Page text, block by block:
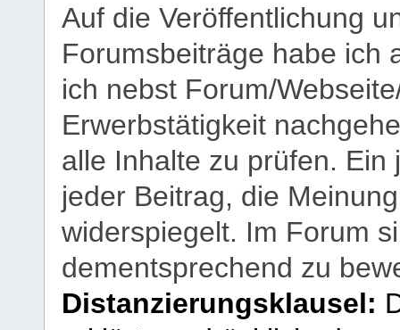
Auf die Veröffentlichung
Forumsbeiträge habe ich
ich nebst Forum/
Erwerbstätigkeit
alle Inhalte zu prüfen.
jeder Beitrag, die
widerspiegelt. Im Forum
dementsprechend zu
Distanzierungsklausel: